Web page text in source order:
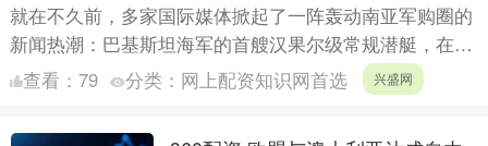
就在不久前，多家国际媒体掀起了一阵轰动南亚军购圈的
新闻热潮：巴基斯坦海军的首艘汉果尔级常规潜艇，在中
国三亚军港正式完成交付并入列。这不仅是整个南亚地区
查看： 79 分类： 网上配资知识网首选 兴盛网